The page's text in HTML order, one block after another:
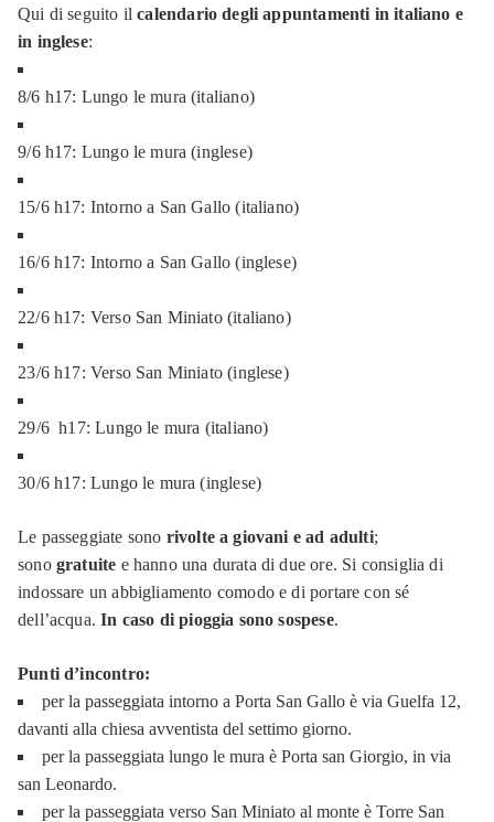
Qui di seguito il calendario degli appuntamenti in italiano e
in inglese:
8/6 h17: Lungo le mura (italiano)
⁠9/6 h17: Lungo le mura (inglese)
15/6 h17: Intorno a San Gallo (italiano)
16/6 h17: Intorno a San Gallo (inglese)
22/6 h17: Verso San Miniato (italiano)
⁠23/6 h17: Verso San Miniato (inglese)
⁠29/6 h17: Lungo le mura (italiano)
⁠30/6 h17: Lungo le mura (inglese)
Le passeggiate sono rivolte a giovani e ad adulti;
sono gratuite e hanno una durata di due ore. Si consiglia di
indossare un abbigliamento comodo e di portare con sé
dell’acqua.In caso di pioggia sono sospese.
Punti d’incontro:
per la passeggiata intorno a Porta San Gallo è via Guelfa 12,
davanti alla chiesa avventista del settimo giorno.
per la passeggiata lungo le mura è Porta san Giorgio, in via
san Leonardo.
per la passeggiata verso San Miniato al monte è Torre San